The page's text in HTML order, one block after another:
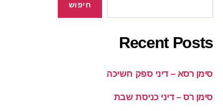
חיפוש
Recent Posts
סימן רסא – דיני ספק חשיכה
סימן רס – דיני כניסת שבת